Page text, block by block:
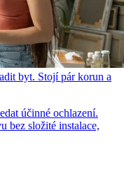
byt. Stojí pár korun a
účinné ochlazení.
bez složité instalace,